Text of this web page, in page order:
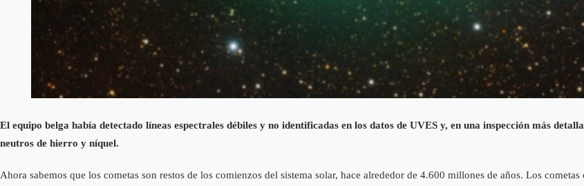
El equipo belga había detectado líneas espectrales débiles y no identificadas en los datos de UVES y, en una inspección más
neutros de hierro y níquel.
Ahora sabemos que los cometas son restos de los comienzos del sistema solar, hace alrededor de 4.600 millones de años. Los